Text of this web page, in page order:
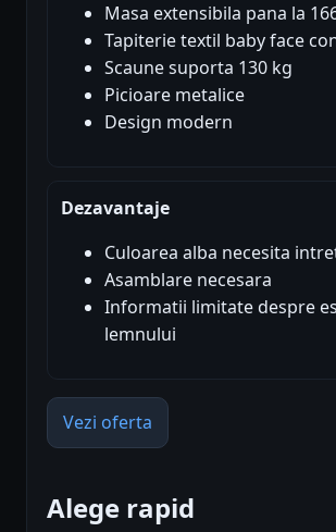
Masa extensibila pana la
Tapiterie textil baby face
Scaune suporta 130 kg
Picioare metalice
Design modern
Dezavantaje
Culoarea alba necesita
Asamblare necesara
Informatii limitate despre
lemnului
Vezi oferta
Alege rapid